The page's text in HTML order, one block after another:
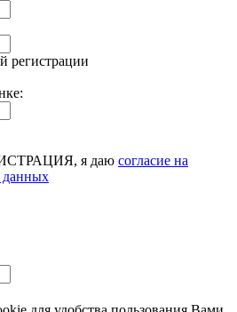
регистрации
я даю согласие на
данных